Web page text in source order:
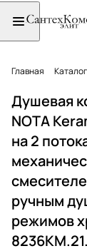
Главная Каталог
Душевая
NOTA
на 2
ручным
режимов